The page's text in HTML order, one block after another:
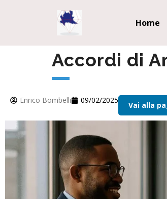
Home
Accordi di
Enrico Bombelli 09/02/2025
Vai alla